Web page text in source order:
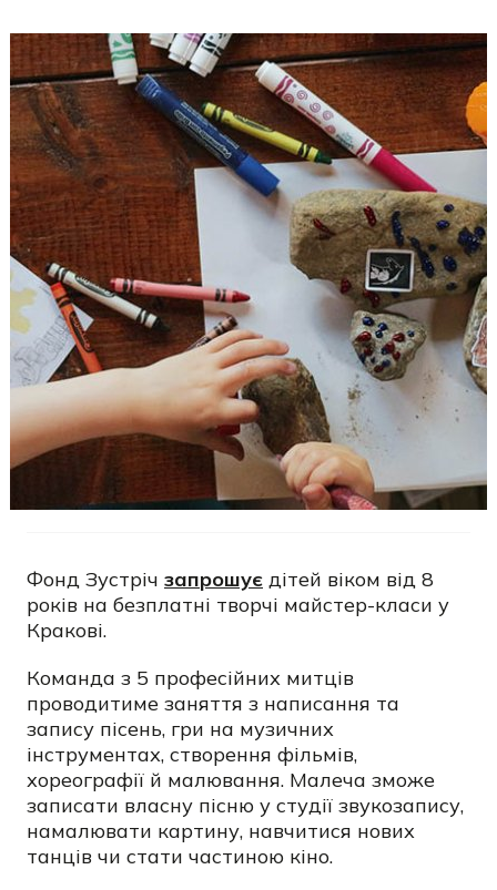
Фонд Зустріч запрошує дітей віком від 8
років на безплатні творчі майстер-класи у
Кракові.
Команда з 5 професійних митців
проводитиме заняття з написання та
запису пісень, гри на музичних
інструментах, створення фільмів,
хореографії й малювання. Малеча зможе
записати власну пісню у студії звукозапису,
намалювати картину, навчитися нових
танців чи стати частиною кіно.